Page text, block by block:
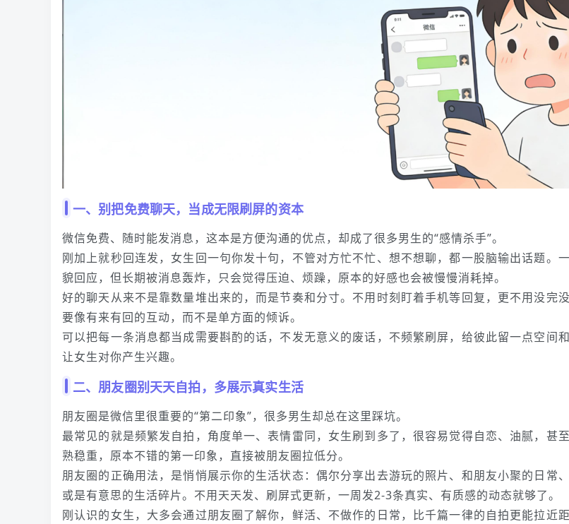
一、别把免费聊天，当成无限刷屏的资本
微信免费、随时能发消息，这本是方便沟通的优点，却成了很多男生的“感情杀手”。
刚加上就秒回连发，女生回一句你发十句，不管对方忙不忙、想不想聊，都一股脑输出话题。
貌回应，但长期被消息轰炸，只会觉得压迫、烦躁，原本的好感也会被慢慢消耗掉。
好的聊天从来不是靠数量堆出来的，而是节奏和分寸。不用时刻盯着手机等回复，更不用没完
要像有来有回的互动，而不是单方面的倾诉。
可以把每一条消息都当成需要斟酌的话，不发无意义的废话，不频繁刷屏，给彼此留一点空间
让女生对你产生兴趣。
二、朋友圈别天天自拍，多展示真实生活
朋友圈是微信里很重要的“第二印象”，很多男生却总在这里踩坑。
最常见的就是频繁发自拍，角度单一、表情雷同，女生刷到多了，很容易觉得自恋、油腻，甚
熟稳重，原本不错的第一印象，直接被朋友圈拉低分。
朋友圈的正确用法，是悄悄展示你的生活状态：偶尔分享出去游玩的照片、和朋友小聚的日常、
或是有意思的生活碎片。不用天天发、刷屏式更新，一周发2-3条真实、有质感的动态就够了。
刚认识的女生，大多会通过朋友圈了解你，鲜活、不做作的日常，比千篇一律的自拍更能拉近